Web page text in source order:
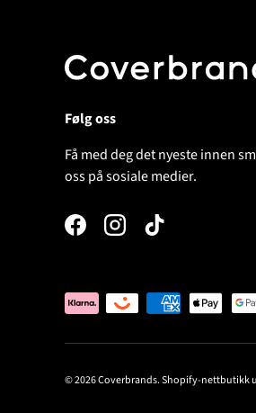
Følg oss
Få med deg det nyeste innen
oss på sosiale medier.
FacebookInstagramTikTok
Betalingsløsninger
© 2026Coverbrands.Shopify-nettbutikk